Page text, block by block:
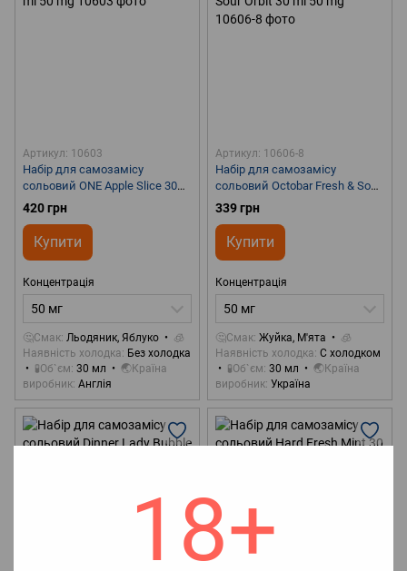
18+
Артикул: 10603
Набір для самозамісу
сольовий ONE Apple Slice 30
ml 50 mg
420 грн
Купити
Концентрація
50 мг
🤔Смак Льодяник, Яблуко
🧊
Наявність холодка
Без холодка
🧪Об`єм 30 мл
🌏Країна
виробник Англія
Артикул: 10606-8
Набір для самозамісу
сольовий Octobar Fresh & Sour
Orbit 30 ml 50 mg
339 грн
Купити
Концентрація
50 мг
🤔Смак Жуйка, М'ята
🧊
Наявність холодка С холодком
🧪Об`єм 30 мл
🌏Країна
виробник Україна